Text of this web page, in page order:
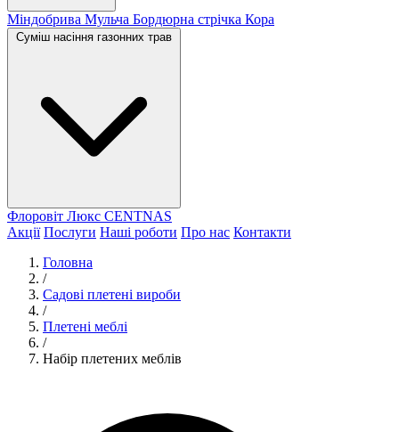
Міндобрива Мульча Бордюрна стрічка Кора
Суміш насіння газонних трав
Флоровіт Люкс СENTNAS
Акції Послуги Наші роботи Про нас Контакти
Головна
/
Садові плетені вироби
/
Плетені меблі
/
Набір плетених меблів